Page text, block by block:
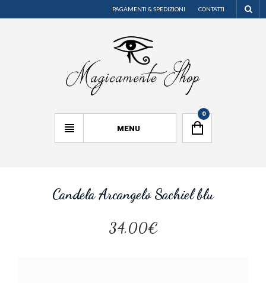
PAGAMENTI & SPEDIZIONI CONTATTI
MENU
0
Candela Arcangelo Sachiel blu
34,00€